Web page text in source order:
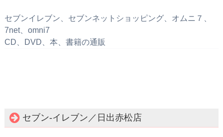
セブンイレブン、セブンネットショッピング、オムニ７、
7net、omni7
CD、DVD、本、書籍の通販
セブン‐イレブン／日出赤松店